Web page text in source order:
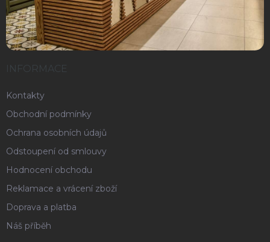
INFORMACE
Kontakty
Obchodní podmínky
Ochrana osobních údajů
Odstoupení od smlouvy
Hodnocení obchodu
Reklamace a vrácení zboží
Doprava a platba
Náš příběh